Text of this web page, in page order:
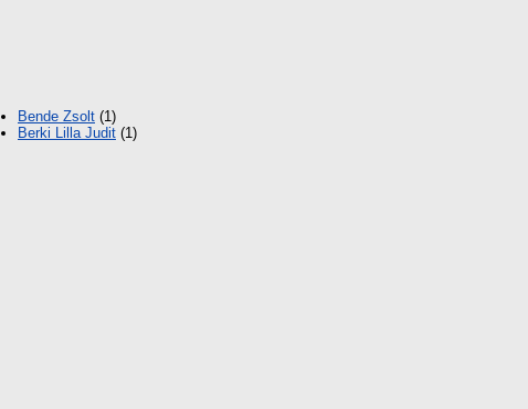
Bende Zsolt (1)
Berki Lilla Judit (1)